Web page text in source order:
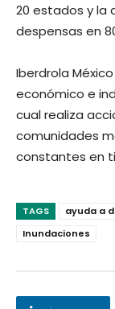
20 estados y la
despensas en
Iberdrola
económico e
cual realiza
comunidades
constantes en
TAGS ayuda a
Inundaciones